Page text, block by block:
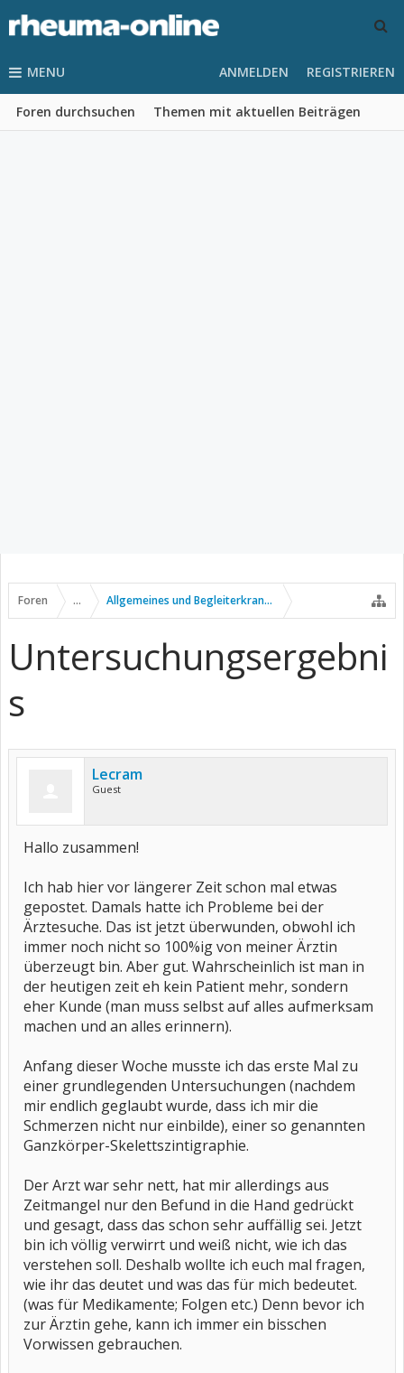
MENU
Foren durchsuchen Themen mit aktuellen Beiträgen
ANMELDEN REGISTRIEREN
Foren ... Allgemeines und Begleiterkrankungen
Untersuchungsergebni
s
Lecram
Guest
Hallo zusammen!
Ich hab hier vor längerer Zeit schon mal etwas
gepostet. Damals hatte ich Probleme bei der
Ärztesuche. Das ist jetzt überwunden, obwohl ich
immer noch nicht so 100%ig von meiner Ärztin
überzeugt bin. Aber gut. Wahrscheinlich ist man in
der heutigen zeit eh kein Patient mehr, sondern
eher Kunde (man muss selbst auf alles aufmerksam
machen und an alles erinnern).
Anfang dieser Woche musste ich das erste Mal zu
einer grundlegenden Untersuchungen (nachdem
mir endlich geglaubt wurde, dass ich mir die
Schmerzen nicht nur einbilde), einer so genannten
Ganzkörper-Skelettszintigraphie.
Der Arzt war sehr nett, hat mir allerdings aus
Zeitmangel nur den Befund in die Hand gedrückt
und gesagt, dass das schon sehr auffällig sei. Jetzt
bin ich völlig verwirrt und weiß nicht, wie ich das
verstehen soll. Deshalb wollte ich euch mal fragen,
wie ihr das deutet und was das für mich bedeutet.
(was für Medikamente; Folgen etc.) Denn bevor ich
zur Ärztin gehe, kann ich immer ein bisschen
Vorwissen gebrauchen.